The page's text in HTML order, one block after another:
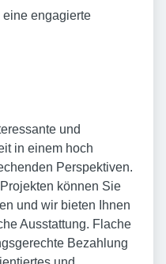
eine engagierte
und
in einem hoch
Perspektiven.
können Sie
und wir bieten Ihnen
Ausstattung. Flache
Bezahlung